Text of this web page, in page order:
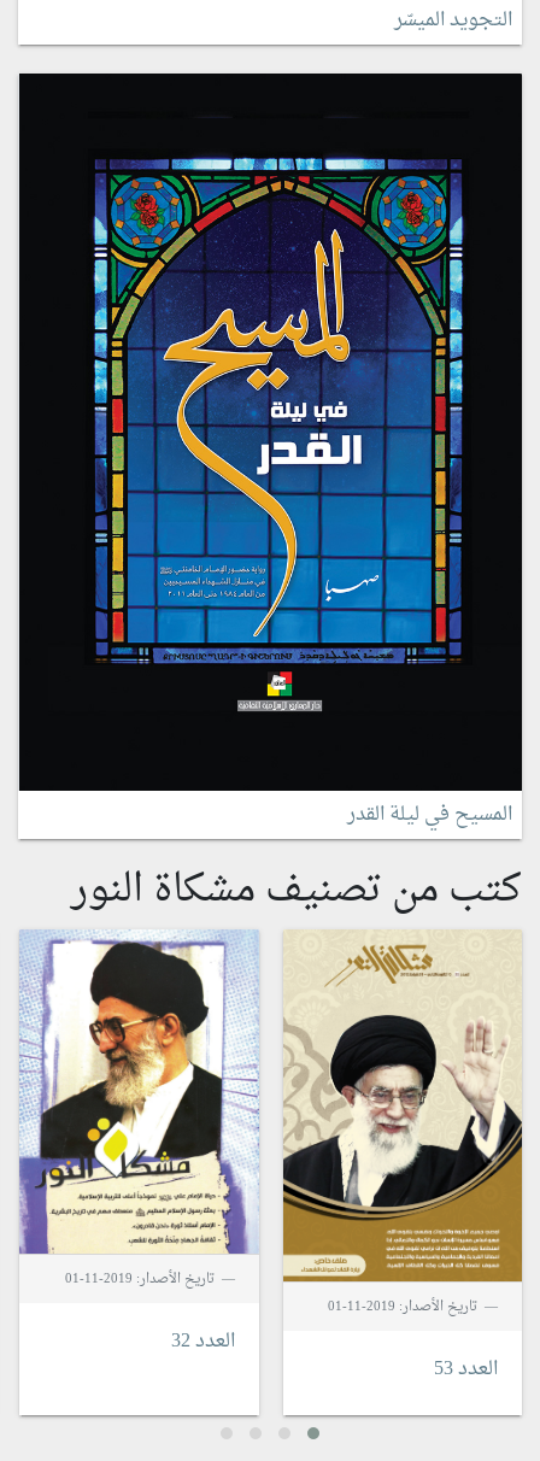
التجويد الميسّر
المسيح في ليلة القدر
كتب من تصنيف مشكاة النور
تاريخ الأصدار: 2019-11-01
العدد 53
تاريخ الأصدار: 2019-11-01
العدد 32